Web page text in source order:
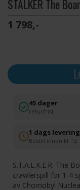
STALKER The
1 798,-
45 dager
returfrist
1 dags levering
Bestill innen kl. 12
S.T.A.L.K.E.R. The
crawlerspill for 1-4
av Chornobyl